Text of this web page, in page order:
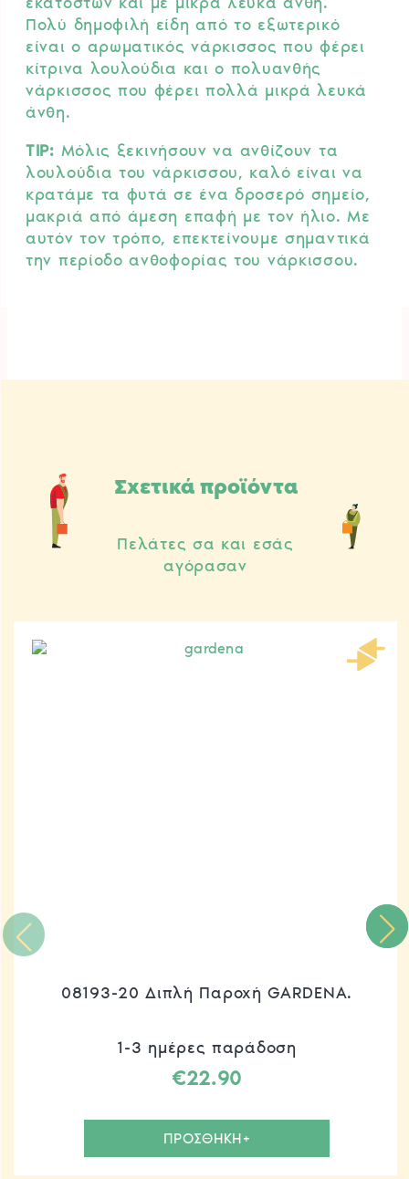
Πολύ δημοφιλή είδη από το εξωτερικό
είναι ο αρωματικός νάρκισσος που φέρει
κίτρινα λουλούδια και ο πολυανθής
νάρκισσος που φέρει πολλά μικρά λευκά
άνθη.
TIP: Μόλις ξεκινήσουν να ανθίζουν τα
λουλούδια του νάρκισσου, καλό είναι να
κρατάμε τα φυτά σε ένα δροσερό σημείο,
μακριά από άμεση επαφή με τον ήλιο. Με
αυτόν τον τρόπο, επεκτείνουμε σημαντικά
την περίοδο ανθοφορίας του νάρκισσου.
Σχετικά προϊόντα
Πελάτες σα και εσάς
αγόρασαν
08193-20 Διπλή Παροχή GARDENA.
1-3 ημέρες παράδοση
€22.90
ΠΡΟΣΘΗΚΗ+